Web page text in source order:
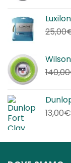
25,00
140,00
13,00€